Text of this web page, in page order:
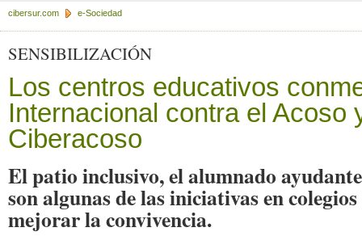
cibersur.com e-Sociedad
SENSIBILIZACIÓN
Los centros educativos
Internacional contra el Acoso
Ciberacoso
El patio inclusivo, el alumnado
son algunas de las iniciativas en
mejorar la convivencia.